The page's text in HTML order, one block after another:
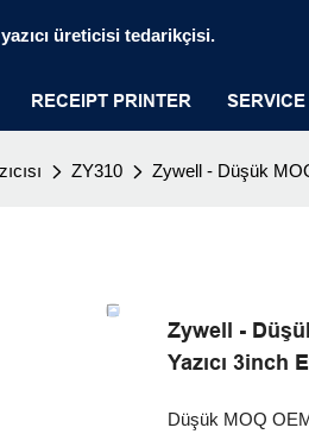
üreticisi tedarikçisi.
RECEIPT PRINTER SERVICE
ZY310 Zywell - Düşük
Zywell -
Yazıcı 3inch
Düşük MOQ